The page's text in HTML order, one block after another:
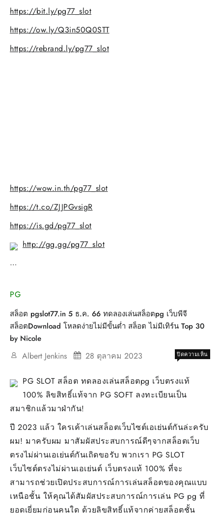
https://bit.ly/pg77_slot
https://ow.ly/Q3in50Q0STT
https://rebrand.ly/pg77_slot
https://wow.in.th/pg77_slot
https://t.co/ZJJPGvsigR
https://is.gd/pg77_slot
http://gg.gg/pg77_slot
…
PG
สล็อต pgslot77.in 5 ธ.ค. 66 ทดลองเล่นสล็อตpg เว็บพีจี
สล็อตDownload โหลดง่ายไม่มีขั้นต่ำ สล็อต ไม่มีเทิร์น Top 30
by Nicole
Albert Jenkins 28 ตุลาคม 2023 ปิดความเห็นบน
สล็อ
PG SLOT สล็อต ทดลองเล่นสล็อตpg เว็บตรงแท้
100% ลิขสิทธิ์แท้จาก PG SOFT ลงทะเบียนเป็น
สมาชิกแล้วมาฝ่ากัน!
ปี 2023 แล้ว ใครเค้าเล่นสล็อตเว็บไซต์เอเย่นต์กันล่ะครับ
ผม! มาครับผม มาสัมผัสประสบการณ์ดีๆจากสล็อตเว็บ
ตรงไม่ผ่านเอเย่นต์กันเถิดขอรับ พวกเรา PG SLOT
เว็บไซต์ตรงไม่ผ่านเอเย่นต์ เว็บตรงแท้ 100% ที่จะ
สามารถช่วยเปิดประสบการณ์การเล่นสล็อตของคุณแบบ
เหนือชั้น ให้คุณได้สัมผัสประสบการณ์การเล่น PG pg ที่
ยอดเยี่ยมก่อนคนใด ด้วยลิขสิทธิ์แท้จากค่ายสล็อตชั้น